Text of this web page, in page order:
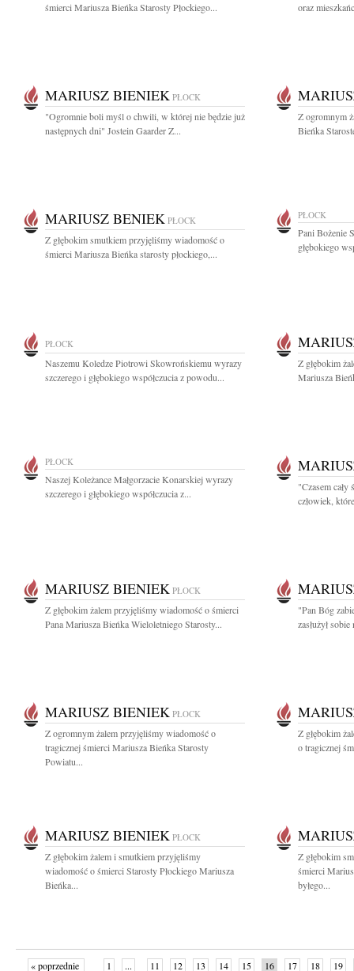
śmierci Mariusza Bieńka Starosty Płockiego...
oraz
MARIUSZ BIENIEK PŁOCK
"Ogromnie boli myśl o chwili, w której nie będzie już
następnych dni" Jostein Gaarder Z...
Z ogromnym
Bieńka
MARIUSZ BENIEK PŁOCK
Z głębokim smutkiem przyjęliśmy wiadomość o
śmierci Mariusza Bieńka starosty płockiego,...
PŁOCK
Pani Bożenie
głębokiego
PŁOCK
Naszemu Koledze Piotrowi Skowrońskiemu wyrazy
szczerego i głębokiego współczucia z powodu...
Z głębokim
Mariusza
PŁOCK
Naszej Koleżance Małgorzacie Konarskiej wyrazy
szczerego i głębokiego współczucia z...
"Czasem cały
człowiek,
MARIUSZ BIENIEK PŁOCK
Z głębokim żalem przyjęliśmy wiadomość o śmierci
Pana Mariusza Bieńka Wieloletniego Starosty...
"Pan Bóg
zasłużył
MARIUSZ BIENIEK PŁOCK
Z ogromnym żalem przyjęliśmy wiadomość o
tragicznej śmierci Mariusza Bieńka Starosty
Powiatu...
Z głębokim
o tragicznej
MARIUSZ BIENIEK PŁOCK
Z głębokim żalem i smutkiem przyjęliśmy
wiadomość o śmierci Starosty Płockiego Mariusza
Bieńka...
Z głębokim
śmierci
byłego...
« poprzednie 1 ... 11 12 13 14 15 16 17 18 19